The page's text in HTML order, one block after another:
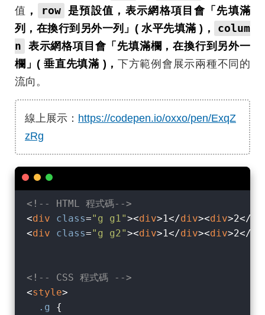
值 ， row
是預設值，表示網格項目會「先填滿
列，在換行到另外一列」( 水平先填滿 )，
colum
n
表示網格項目會「先填滿欄，在換行到另外一
欄」( 垂直先填滿 )， 下方範例會展示兩種不同的
流向。
線上展示： https://codepen.io/oxxo/pen/ExqZ
zRg
<!-- HTML 程式碼-->
<div class="g g1"><div>1</div><div>2</
<div class="g g2"><div>1</div><div>2</
<!-- CSS 程式碼 -->
<style>
.g
{